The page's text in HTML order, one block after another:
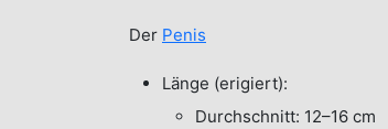
Der Penis
Länge (erigiert):
Durchschnitt: 12–16 cm